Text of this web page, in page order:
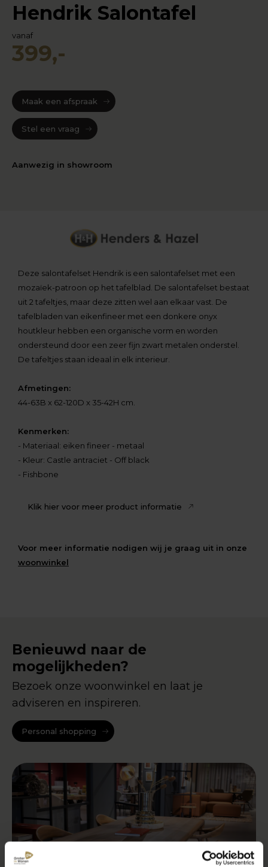
Hendrik Salontafel
vanaf
399,-
Maak een afspraak
Stel een vraag
Aanwezig in showroom
Deze salontafelset Hendrik is een salontafelset met een
mozaïek-patroon op het tafelblad. De salontafelset bestaat
uit 2 tafeltjes, maar deze zitten wel aan elkaar vast. De
tafelbladen van eikenfineer met een donkere onyx
houtkleur hebben een organische vorm en worden
ondersteund door een zeer fijn zwart metalen onderstel.
De tafeltjes staan ideaal in elk interieur.
Afmetingen:
44-63B x 62-120D x 35-42H cm.
Kenmerken:
- Materiaal: eiken fineer - metaal
- Kleur: Castle antraciet - Off black
- Fishbone
Klik hier voor meer product informatie
Voor meer informatie nodigen wij je graag uit in onze
woonwinkel
Benieuwd naar de
mogelijkheden?
Bezoek onze woonwinkel en laat je
adviseren en inspireren.
Personal shopping